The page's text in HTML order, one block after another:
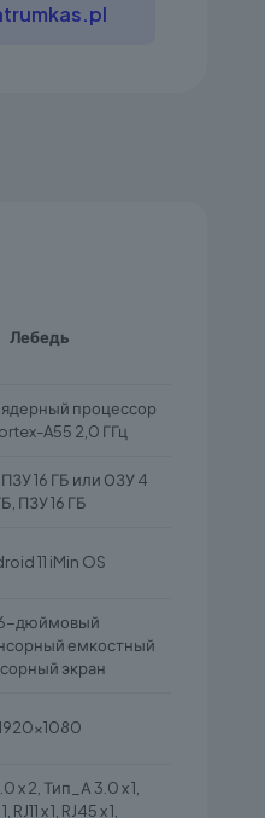
Лебедь
процессор
A55 2,0 ГГц
16 ГБ или ОЗУ 4
ПЗУ 16 ГБ
11 iMin OS
дюймовый
емкостный
экран
x 2, Тип_А 3.0 x 1,
RJ11 x 1, RJ45 x 1,